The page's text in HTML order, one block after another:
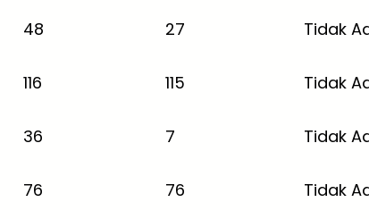
48 27
Tidak
116 115
Tidak
36 7
Tidak
76 76
Tidak